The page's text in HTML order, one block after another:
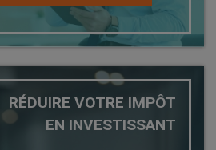
RÉDUIRE VOTRE IMPÔT
EN INVESTISSANT